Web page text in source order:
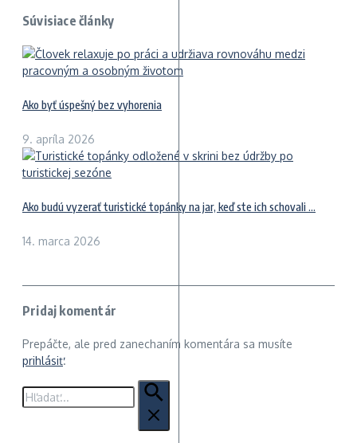
Súvisiace články
Ako byť úspešný bez vyhorenia
9. apríla 2026
Ako budú vyzerať turistické topánky na jar, keď ste ich schovali ...
14. marca 2026
Pridaj komentár
Prepáčte, ale pred zanechaním komentára sa musíte
prihlásiť.
Hľadať: